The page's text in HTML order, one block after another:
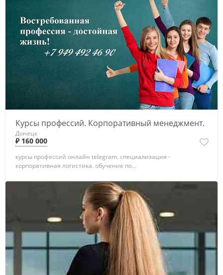
Курсы профессий. Корпоративный менеджмент.
Донецк
₽ 160 000
курсы профессий онлайн telegram. специализация -
корпоративная логистика. обучение по...